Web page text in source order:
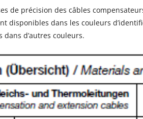
de précision des câbles
dans les couleurs
d’autres couleurs.